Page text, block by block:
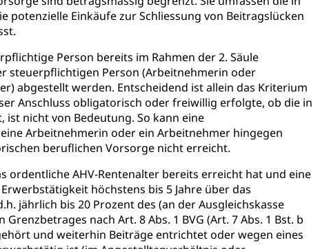
potenzielle Einkäufe zur Schliessung von Beitragslücken
Person bereits im Rahmen der 2. Säule
steuerpflichtigen Person (Arbeitnehmerin oder
abgestellt werden. Entscheidend ist allein das Kriterium
Anschluss obligatorisch oder freiwillig erfolgte, ob die in
nicht von Bedeutung. So kann eine
Arbeitnehmerin oder ein Arbeitnehmer hingegen
beruflichen Vorsorge nicht erreicht.
ordentliche AHV-Rentenalter bereits erreicht hat und eine
höchstens bis 5 Jahre über das
jährlich bis 20 Prozent des (an der Ausgleichskasse
nach Art. 8 Abs. 1 BVG (Art. 7 Abs. 1 Bst. b
und weiterhin Beiträge entrichtet oder wegen eines
Konkursämter
Parteien, Grundfreiheiten, Pluralismus
Vermögenssteuer, Verrechnungssteuer, Quellensteuer,
Kirchensteuer, Gewerbesteuer, Vergnügungssteuer,
und Kapitalsteuer
Beschwerdestelle Spitäler